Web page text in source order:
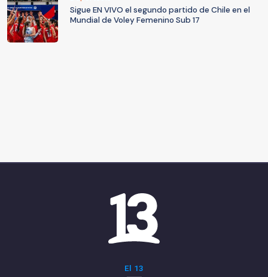
Sigue EN VIVO el segundo partido de Chile en el
Mundial de Voley Femenino Sub 17
El 13